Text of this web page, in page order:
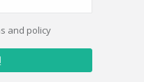
and policy